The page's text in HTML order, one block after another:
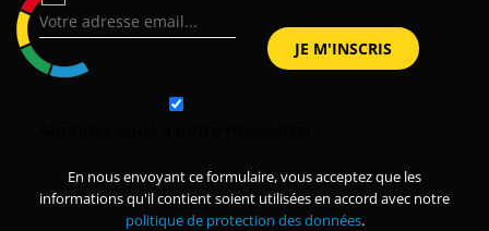
En nous envoyant ce formulaire, vous acceptez que les
informations qu'il contient soient utilisées en accord avec notre
politique de protection des données.